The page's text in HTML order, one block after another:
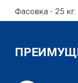
Фасовка - 25 кг.